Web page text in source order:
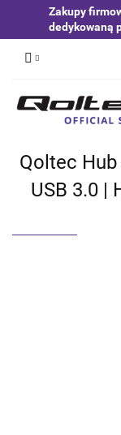
Zakupy
dedykowaną
Qoltec Hub
USB 3.0 |